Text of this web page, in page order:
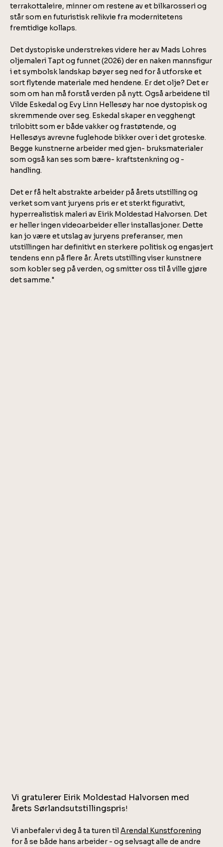
terrakottaleire, minner om restene av et bilkarosseri og
står som en futuristisk relikvie fra modernitetens
fremtidige kollaps.
Det dystopiske understrekes videre her av Mads Lohres
oljemaleri Tapt og funnet (2026) der en naken mannsfigur
i et symbolsk landskap bøyer seg ned for å utforske et
sort flytende materiale med hendene. Er det olje? Det er
som om han må forstå verden på nytt. Også arbeidene til
Vilde Eskedal og Evy Linn Hellesøy har noe dystopisk og
skremmende over seg. Eskedal skaper en vegghengt
trilobitt som er både vakker og frastøtende, og
Hellesøys avrevne fuglehode bikker over i det groteske.
Begge kunstnerne arbeider med gjen- bruksmaterialer
som også kan ses som bære- kraftstenkning og -
handling.
Det er få helt abstrakte arbeider på årets utstilling og
verket som vant juryens pris er et sterkt figurativt,
hyperrealistisk maleri av Eirik Moldestad Halvorsen. Det
er heller ingen videoarbeider eller installasjoner. Dette
kan jo være et utslag av juryens preferanser, men
utstillingen har definitivt en sterkere politisk og engasjert
tendens enn på flere år. Årets utstilling viser kunstnere
som kobler seg på verden, og smitter oss til å ville gjøre
det samme."
Vi gratulerer Eirik Moldestad Halvorsen med
årets Sørlandsutstillingspris!
Vi anbefaler vi deg å ta turen tilArendal Kunstforening
for å se både hans arbeider - og selvsagt alle de andre